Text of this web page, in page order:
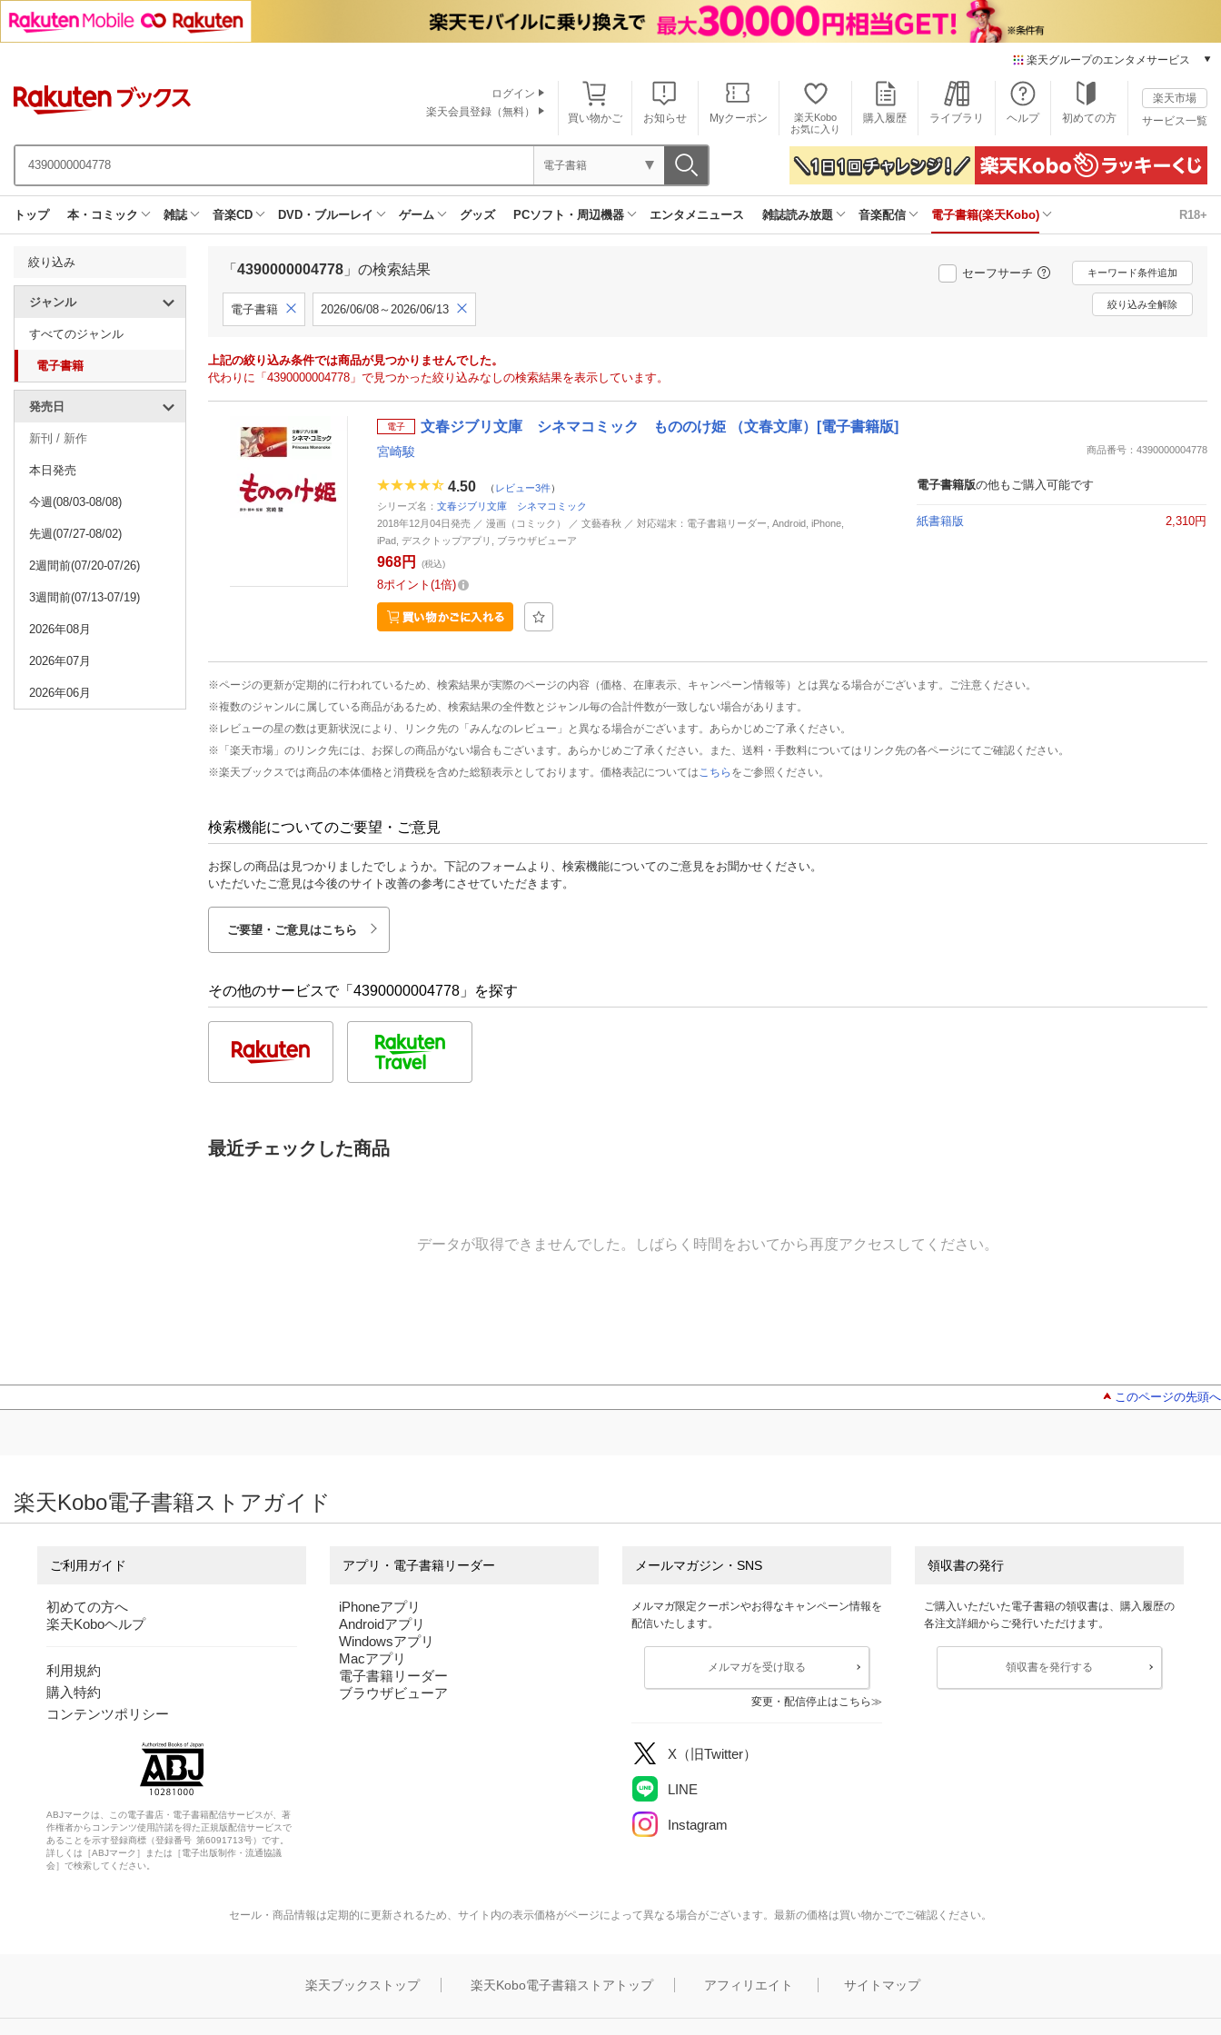
楽天グループのエンタメサービス
本/ゲーム/CD/DVD
楽天ブックス
電子書籍
楽天Kobo
雑誌読み放題
楽天ミュージック
動画配信
楽天TV
動画配信ガイド
推し楽
買い物かご お知らせ Myクーポン
楽天Kobo
お気に入り
購入履歴 ライブラリ ヘルプ 初めての方
楽天市場
サービス一覧
ログイン
楽天会員登録（無料）
電子書籍
トップ 本・コミック 雑誌 音楽CD DVD・ブルーレイ ゲーム グッズ PCソフト・周辺機器 エンタメニュース 雑誌読み放題 音楽配信 電子書籍(楽天Kobo) R18+
絞り込み
ジャンル
すべてのジャンル
電子書籍
発売日
新刊 / 新作
本日発売
今週(08/03-08/08)
先週(07/27-08/02)
2週間前(07/20-07/26)
3週間前(07/13-07/19)
2026年08月
2026年07月
2026年06月
「 4390000004778 」の検索結果 セーフサーチ キーワード条件追加
電子書籍 2026/06/08～2026/06/13 絞り込み全解除
上記の絞り込み条件では商品が見つかりませんでした。
代わりに「4390000004778」で見つかった絞り込みなしの検索結果を表示しています。
電子 文春ジブリ文庫 シネマコミック もののけ姫 （文春文庫）[電子書籍版]
宮崎駿 商品番号：4390000004778
4.50 （ レビュー3件）
シリーズ名： 文春ジブリ文庫 シネマコミック
2018年12月04日発売 ／ 漫画（コミック） ／ 文藝春秋 ／ 対応端末：電子書籍リーダー, Android, iPhone,
iPad, デスクトップアプリ, ブラウザビューア
968円 (税込)
8ポイント 1倍
電子書籍版の他もご購入可能です
紙書籍版 2,310円
※ページの更新が定期的に行われているため、検索結果が実際のページの内容（価格、在庫表示、キャンペーン情報等）とは異なる場合がございます。ご注意ください。
※複数のジャンルに属している商品があるため、検索結果の全件数とジャンル毎の合計件数が一致しない場合があります。
※レビューの星の数は更新状況により、リンク先の「みんなのレビュー」と異なる場合がございます。あらかじめご了承ください。
※「楽天市場」のリンク先には、お探しの商品がない場合もございます。あらかじめご了承ください。また、送料・手数料についてはリンク先の各ページにてご確認ください。
※楽天ブックスでは商品の本体価格と消費税を含めた総額表示としております。価格表記については こちら をご参照ください。
検索機能についてのご要望・ご意見
お探しの商品は見つかりましたでしょうか。下記のフォームより、検索機能についてのご意見をお聞かせください。
いただいたご意見は今後のサイト改善の参考にさせていただきます。
ご要望・ご意見はこちら
その他のサービスで「4390000004778」を探す
最近チェックした商品
データが取得できませんでした。しばらく時間をおいてから再度アクセスしてください。
このページの先頭へ
楽天Kobo電子書籍ストアガイド
ご利用ガイド
初めての方へ
楽天Koboヘルプ
利用規約
購入特約
コンテンツポリシー
ABJマークは、この電子書店・電子書籍配信サービスが、著
作権者からコンテンツ使用許諾を得た正規版配信サービスで
あることを示す登録商標（登録番号 第6091713号）です。
詳しくは［ABJマーク］または［電子出版制作・流通協議
会］で検索してください。
アプリ・電子書籍リーダー
iPhoneアプリ
Androidアプリ
Windowsアプリ
Macアプリ
電子書籍リーダー
ブラウザビューア
メールマガジン・SNS
メルマガ限定クーポンやお得なキャンペーン情報を
配信いたします。
メルマガを受け取る
変更・配信停止はこちら
X（旧Twitter）
LINE
Instagram
領収書の発行
ご購入いただいた電子書籍の領収書は、購入履歴の
各注文詳細からご発行いただけます。
領収書を発行する
セール・商品情報は定期的に更新されるため、サイト内の表示価格がページによって異なる場合がございます。最新の価格は買い物かごでご確認ください。
楽天ブックストップ 楽天Kobo電子書籍ストアトップ アフィリエイト サイトマップ